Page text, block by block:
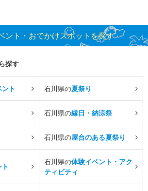
ント・おでかけスポットを探す
探す
ト 石川県の夏祭り
石川県の縁日・納涼祭
石川県の屋台のある夏祭り
石川県の体験イベント・アク
ティビティ